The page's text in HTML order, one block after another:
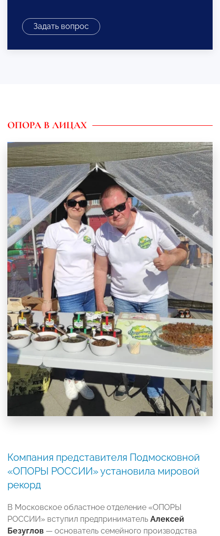
Задать вопрос
ОПОРА В ЛИЦАХ
Компания представителя Подмосковной
«ОПОРЫ РОССИИ» установила мировой
рекорд
В Московское областное отделение «ОПОРЫ
РОССИИ» вступил предприниматель Алексей
Безуглов — основатель семейного производства